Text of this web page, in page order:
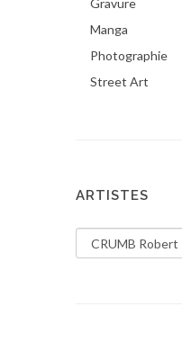
Gravure
Manga
Photographie
Street Art
ARTISTES